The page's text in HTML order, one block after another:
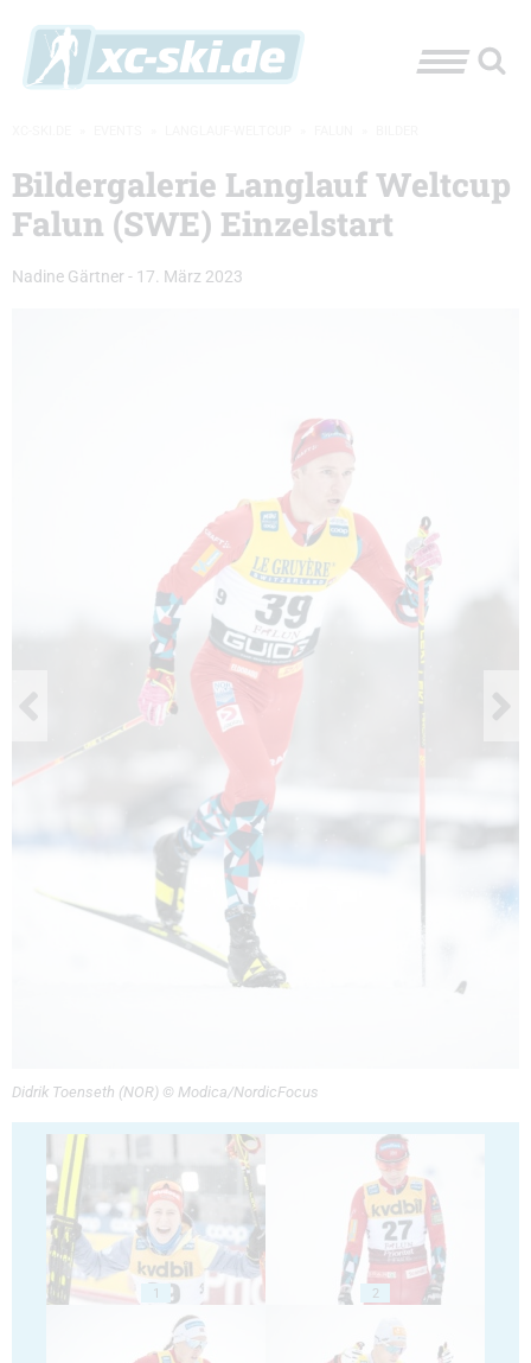
Bildergalerie Langlauf Weltcup
Falun (SWE) Einzelstart
Nadine Gärtner - 17. März 2023
Didrik Toenseth (NOR) © Modica/NordicFocus
1 2